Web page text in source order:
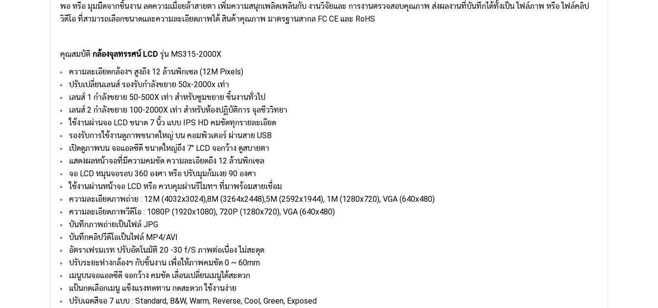
พอ หรือ มุมมืดจากชิ้นงาน ลดความเมื่อยล้าสายตา เพิ่มความสนุกเพลิดเพลินกับ งานวิจัยและ การงานตรวจสอบคุณภาพ ส่งผลงานที่บันทึกได้ทั้งเป็น ไฟล์ภาพ หรือ ไฟล์คลิป
วิดีโอ ที่สามารถเลือกขนาดและความละเอียดภาพได้ สินค้าคุณภาพ มาตรฐานสากล FC CE และ RoHS
คุณสมบัติ กล้องจุลทรรศน์ LCD รุ่น MS315-2000X
ความละเอียดกล้องฯ สูงถึง 12 ล้านพิกเซล (12M Pixels)
ปรับเปลี่ยนเลนส์ รองรับกำลังขยาย 50x-2000x เท่า
เลนส์ 1 กำลังขยาย 50-500X เท่า สำหรับซูมขยาย ชิ้นงานทั่วไป
เลนส์ 2 กำลังขยาย 100-2000X เท่า สำหรับห้องปฏิบัติการ จุลชีววิทยา
ใช้งานผ่านจอ LCD ขนาด 7 นิ้ว แบบ IPS HD คมชัดทุกรายละเอียด
รองรับการใช้งานดูภาพขนาดใหญ่ บน คอมพิวเตอร์ ผ่านสาย USB
เปิดดูภาพบน จอแอลซีดี ขนาดใหญ่ถึง 7" LCD จอกว้าง ดูสบายตา
แสดงผลหน้าจอที่มีความคมชัด ความละเอียดถึง 12 ล้านพิกเซล
จอ LCD หมุนจอรอบ 360 องศา หรือ ปรับมุมก้มเงย 90 องศา
ใช้งานผ่านหน้าจอ LCD หรือ ควบคุมผ่านรีโมทฯ ที่มาพร้อมสายเชื่อม
ความละเอียดภาพถ่าย : 12M (4032x3024),8M (3264x2448),5M (2592x1944), 1M (1280x720), VGA (640x480)
ความละเอียดภาพวีดีโอ : 1080P (1920x1080), 720P (1280x720), VGA (640x480)
บันทึกภาพถ่ายเป็นไฟล์ JPG
บันทึกคลิปวีดีโอเป็นไฟล์ MP4/AVI
อัตราเฟรมเรท ปรับอัตโนมัติ 20 -30 f/S ภาพต่อเนื่อง ไม่สะดุด
ปรับระยะห่างกล้องฯ กับชิ้นงาน เพื่อให้ภาพคมชัด 0 ~ 60mm
เมนูบนจอแอลซีดี จอกว้าง คมชัด เลื่อนเปลี่ยนเมนูได้สะดวก
แป้นกดเลือกเมนู แข็งแรงทดทาน กดสะดวก ใช้งานง่าย
ปรับเฉดสีจอ 7 แบบ : Standard, B&W, Warm, Reverse, Cool, Green, Exposed